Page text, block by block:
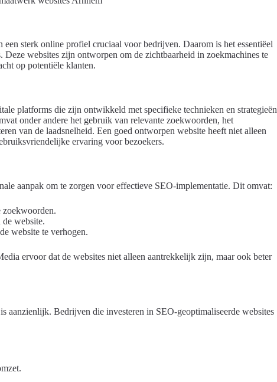
sterk online profiel cruciaal voor bedrijven. Daarom is het essentiëel
websites zijn ontworpen om de zichtbaarheid in zoekmachines te
op potentiële klanten.
platforms die zijn ontwikkeld met specifieke technieken en strategieën
onder andere het gebruik van relevante zoekwoorden, het
van de laadsnelheid. Een goed ontworpen website heeft niet alleen
ervaring voor bezoekers.
aanpak om te zorgen voor effectieve SEO-implementatie. Dit omvat:
zoekwoorden.
de website.
website te verhogen.
ervoor dat de websites niet alleen aantrekkelijk zijn, maar ook beter
aanzienlijk. Bedrijven die investeren in SEO-geoptimaliseerde websites